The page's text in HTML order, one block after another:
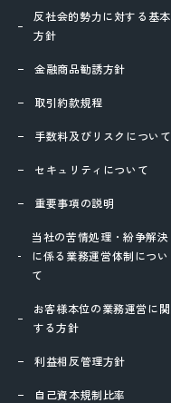
反社会的勢力に対する基本
方針
金融商品勧誘方針
取引約款規程
手数料及びリスクについて
セキュリティについて
重要事項の説明
当社の苦情処理・紛争解決
に係る業務運営体制につい
て
お客様本位の業務運営に関
する方針
利益相反管理方針
自己資本規制比率